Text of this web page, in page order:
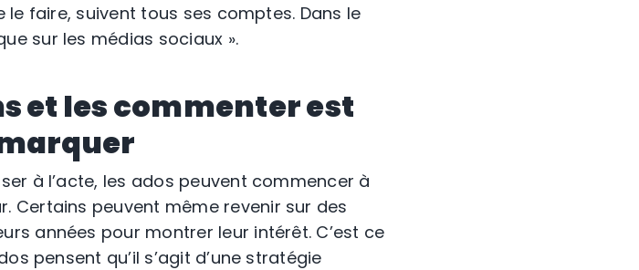
le faire, suivent tous ses comptes. Dans le
sur les médias sociaux ».
et les commenter est
à l’acte, les ados peuvent commencer à
peuvent même revenir sur des
années pour montrer leur intérêt. C’est ce
pensent qu’il s’agit d’une stratégie